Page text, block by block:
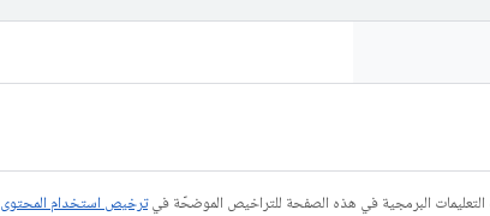
البرمجية في هذه الصفحة للتراخيص الموضحّة فيترخيص استخدام المحتوى